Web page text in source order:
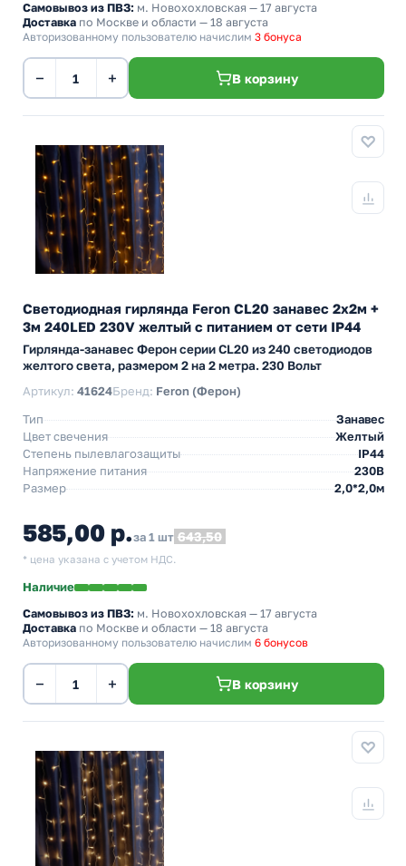
Самовывоз из ПВЗ: м. Новохохловская — 17 августа
Доставка по Москве и области — 18 августа
Авторизованному пользователю начислим 3 бонуса
− + В корзину
Светодиодная гирлянда Feron CL20 занавес 2х2м +
3м 240LED 230V желтый c питанием от сети IP44
Гирлянда-занавес Ферон серии CL20 из 240 светодиодов
желтого света, размером 2 на 2 метра. 230 Вольт
Артикул: 41624Бренд: Feron (Ферон)
Тип
Занавес
Цвет свечения
Желтый
Степень пылевлагозащиты
IP44
Напряжение питания
230В
Размер
2,0*2,0м
585,00 р.за 1 шт 643,50
* цена указана с учетом НДС.
Наличие
Самовывоз из ПВЗ: м. Новохохловская — 17 августа
Доставка по Москве и области — 18 августа
Авторизованному пользователю начислим 6 бонусов
− + В корзину